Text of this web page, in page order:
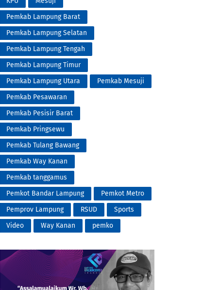
Pemkab Lampung Barat
Pemkab Lampung Selatan
Pemkab Lampung Tengah
Pemkab Lampung Timur
Pemkab Lampung Utara
Pemkab Mesuji
Pemkab Pesawaran
Pemkab Pesisir Barat
Pemkab Pringsewu
Pemkab Tulang Bawang
Pemkab Way Kanan
Pemkab tanggamus
Pemkot Bandar Lampung
Pemkot Metro
Pemprov Lampung
RSUD
Sports
Video
Way Kanan pemko